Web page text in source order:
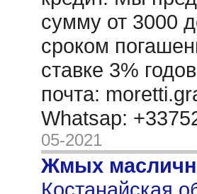
сумму от 3000
сроком
ставке 3%
почта:
Whatsap:
05-2021
Жмых